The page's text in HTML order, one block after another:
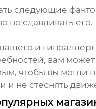
следующие
не сдавливать
и
вам
чтобы вы могли
и не стеснять